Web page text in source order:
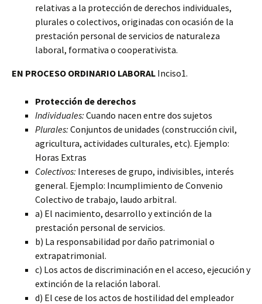
relativas a la protección de derechos individuales,
plurales o colectivos, originadas con ocasión de la
prestación personal de servicios de naturaleza
laboral, formativa o cooperativista.
EN PROCESO ORDINARIO LABORAL Inciso1.
Protección de derechos
Individuales: Cuando nacen entre dos sujetos
Plurales: Conjuntos de unidades (construcción civil,
agricultura, actividades culturales, etc). Ejemplo:
Horas Extras
Colectivos: Intereses de grupo, indivisibles, interés
general. Ejemplo: Incumplimiento de Convenio
Colectivo de trabajo, laudo arbitral.
a) El nacimiento, desarrollo y extinción de la
prestación personal de servicios.
b) La responsabilidad por daño patrimonial o
extrapatrimonial.
c) Los actos de discriminación en el acceso, ejecución y
extinción de la relación laboral.
d) El cese de los actos de hostilidad del empleador